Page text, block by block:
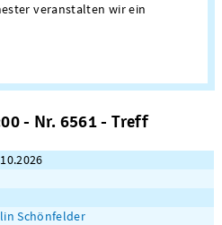
veranstalten wir ein
- Nr. 6561 - Treff
Schönfelder